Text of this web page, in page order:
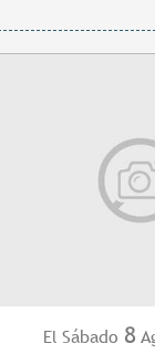
El Sábado 8